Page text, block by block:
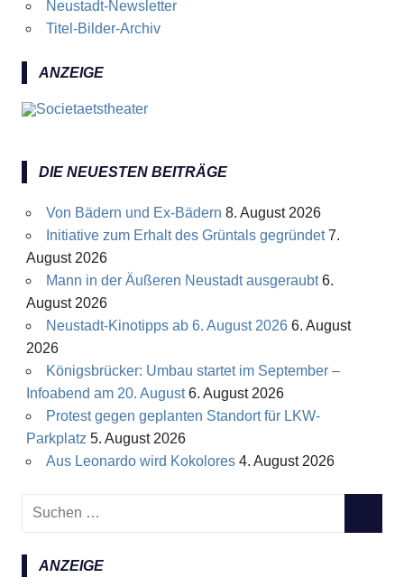
Neustadt-Newsletter
Titel-Bilder-Archiv
ANZEIGE
DIE NEUESTEN BEITRÄGE
Von Bädern und Ex-Bädern 8. August 2026
Initiative zum Erhalt des Grüntals gegründet 7.
August 2026
Mann in der Äußeren Neustadt ausgeraubt 6.
August 2026
Neustadt-Kinotipps ab 6. August 2026 6. August
2026
Königsbrücker: Umbau startet im September –
Infoabend am 20. August 6. August 2026
Protest gegen geplanten Standort für LKW-
Parkplatz 5. August 2026
Aus Leonardo wird Kokolores 4. August 2026
ANZEIGE